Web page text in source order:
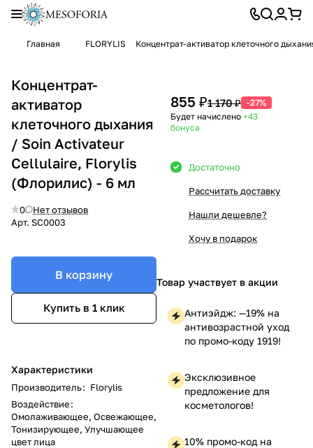
Главная FLORYLIS Концентрат-активатор клеточного
Концентрат-
активатор
клеточного дыхания
/ Soin Activateur
Cellulaire, Florylis
(Флорилис) - 6 мл
0
Нет отзывов
Арт. SC0003
В корзину
Купить в 1 клик
Характеристики
Производитель: Florylis
Воздействие:
Омолаживающее, Освежающее,
Тонизирующее, Улучшающее
цвет лица
855 ₽1 170 ₽ -27%
Будет начислено +43
бонуса
Достаточно
Рассчитать доставку
Нашли дешевле?
Хочу в подарок
Товар участвует в акции
Антиэйдж: —19% на
антивозрастной уход
по промо-коду 1919!
Эксклюзивное
предложение для
косметологов!
10% промо-код на